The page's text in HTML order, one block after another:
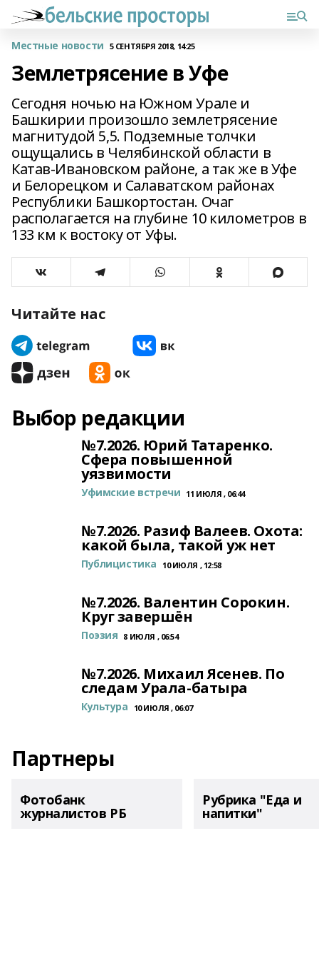
Местные новости 5 СЕНТЯБРЯ 2018, 14:25
Землетрясение в Уфе
Сегодня ночью на Южном Урале и
Башкирии произошло землетрясение
магнитудой 5,5. Подземные толчки
ощущались в Челябинской области в
Катав-Ивановском районе, а так же в Уфе
и Белорецком и Салаватском районах
Республики Башкортостан. Очаг
располагается на глубине 10 километров в
133 км к востоку от Уфы.
Читайте нас
Выбор редакции
№7.2026. Юрий Татаренко.
Сфера повышенной
уязвимости
Уфимские встречи 11 ИЮЛЯ , 06:44
№7.2026. Разиф Валеев. Охота:
какой была, такой уж нет
Публицистика 10 ИЮЛЯ , 12:58
№7.2026. Валентин Сорокин.
Круг завершён
Поэзия 8 ИЮЛЯ , 06:54
№7.2026. Михаил Ясенев. По
следам Урала-батыра
Культура 10 ИЮЛЯ , 06:07
Партнеры
Фотобанк
журналистов РБ
Рубрика "Еда и
напитки"